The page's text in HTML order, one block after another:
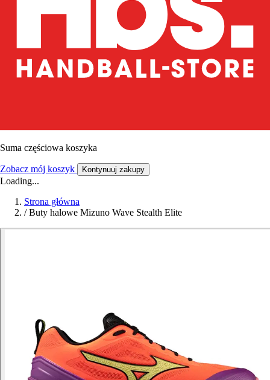
Suma częściowa koszyka
Zobacz mój koszyk Kontynuuj zakupy
Loading...
Strona główna
/ Buty halowe Mizuno Wave Stealth Elite